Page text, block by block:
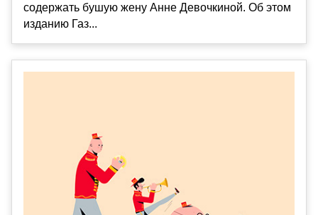
содержать бушую жену Анне Девочкиной. Об этом
изданию Газ...